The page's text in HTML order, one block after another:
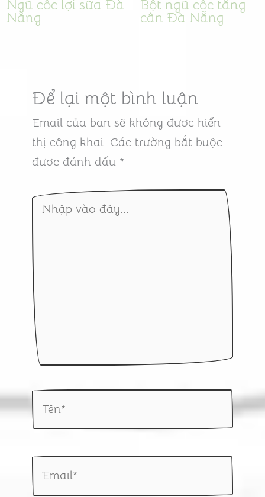
Ngũ cốc lợi sữa Đà
Nẵng
Bột ngũ cốc tăng
cân Đà Nẵng
Để lại một bình luận
Email của bạn sẽ không được hiển
thị công khai. Các trường bắt buộc
được đánh dấu *
Nhập
vào
đây...
Tên*
Email*